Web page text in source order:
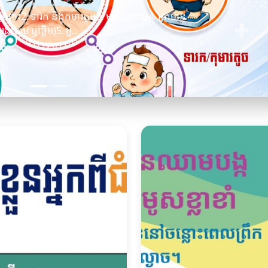
ពោះ2. ទារក និងកុមារតូច3. មនុស្សចាស់4. អ្នកមាន
ោម ឬថ្លើម)5. អ្ន...